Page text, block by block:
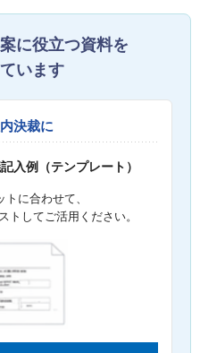
に役立つ資料を
います
決裁に
入例（テンプレート）
に合わせて、
トしてご活用ください。